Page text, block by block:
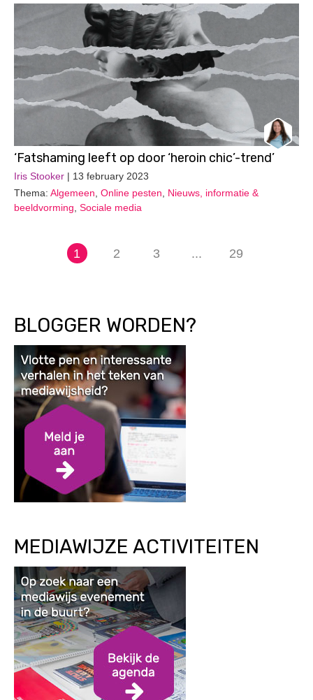
‘Fatshaming leeft op door ‘heroin chic’-trend’
Iris Stooker | 13 february 2023
Thema: Algemeen Online pesten
Nieuws, informatie &
beeldvorming Sociale media
1 2 3 ... 29
BLOGGER WORDEN?
MEDIAWIJZE ACTIVITEITEN